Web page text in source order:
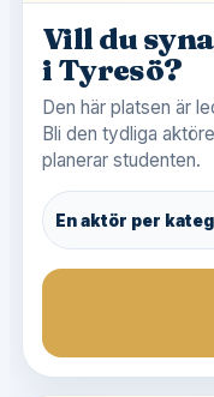
Vill du
i Tyresö?
Den här platsen är
Bli den tydliga
planerar studenten.
En aktör per